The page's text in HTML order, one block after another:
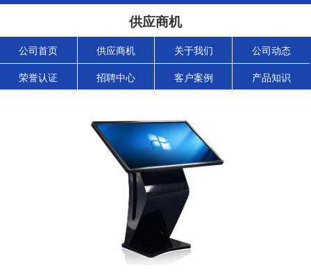
供应商机
公司首页 供应商机 关于我们 公司动态
荣誉认证 招聘中心 客户案例 产品知识